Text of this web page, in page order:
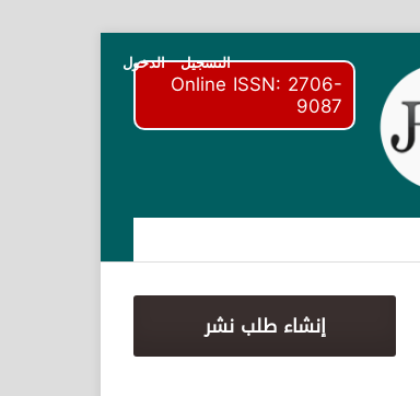
Online ISSN: 2706-
9087
التسجيل الدخول
إنشاء طلب نشر